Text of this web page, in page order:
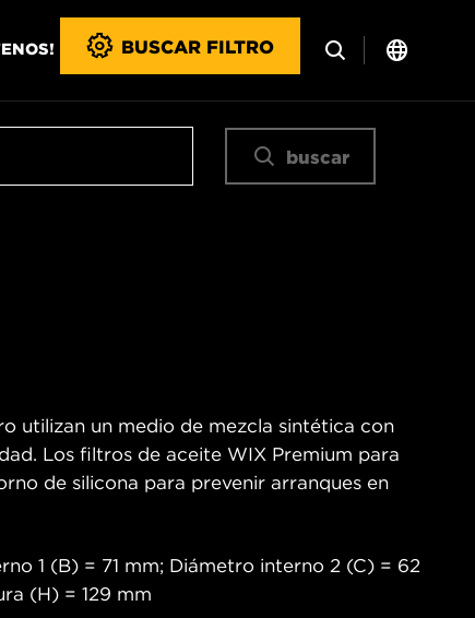
BUSCAR FILTRO
buscar
utilizan un medio de mezcla sintética con
Los filtros de aceite WIX Premium para
de silicona para prevenir arranques en
1 (B) = 71 mm; Diámetro interno 2 (C) = 62
(H) = 129 mm